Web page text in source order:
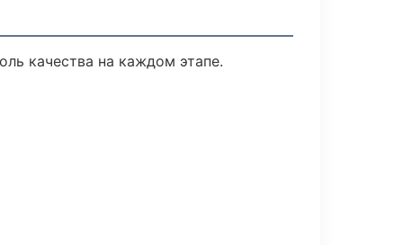
качества на каждом этапе.